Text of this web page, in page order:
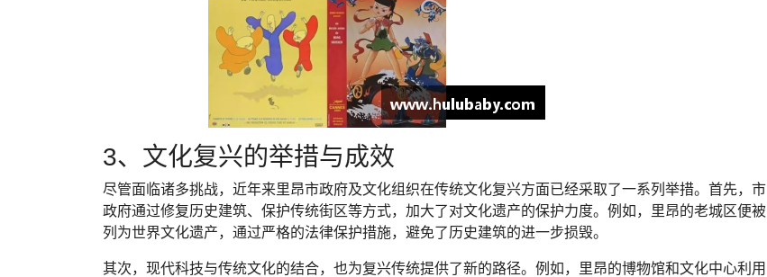
3、文化复兴的举措与成效
尽管面临诸多挑战，近年来里昂市政府及文化组织在传统文化复兴方面已经采取了一系列举措。首先，市
政府通过修复历史建筑、保护传统街区等方式，加大了对文化遗产的保护力度。例如，里昂的老城区便被
列为世界文化遗产，通过严格的法律保护措施，避免了历史建筑的进一步损毁。
其次，现代科技与传统文化的结合，也为复兴传统提供了新的路径。例如，里昂的博物馆和文化中心利用